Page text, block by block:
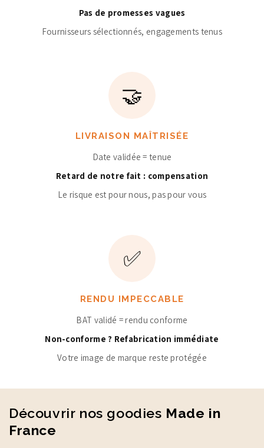
Pas de promesses vagues
Fournisseurs sélectionnés, engagements tenus
🤝
LIVRAISON MAÎTRISÉE
Date validée = tenue
Retard de notre fait : compensation
Le risque est pour nous, pas pour vous
✅
RENDU IMPECCABLE
BAT validé = rendu conforme
Non-conforme ? Refabrication immédiate
Votre image de marque reste protégée
Découvrir nos goodies Made in
France